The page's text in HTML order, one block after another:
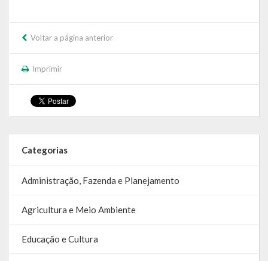
Contratos
Carta de Serviços
Voltar a página anterior
Imprimir
Categorias
Administração, Fazenda e Planejamento
Agricultura e Meio Ambiente
Educação e Cultura